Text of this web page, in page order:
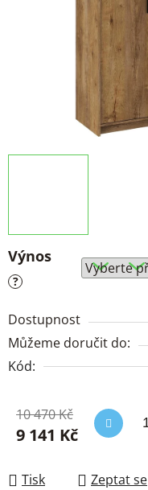
Výnos
?
Dostupnost
Můžeme doručit do:
Kód:
10 470 Kč
9 141 Kč
Tisk Zeptat se